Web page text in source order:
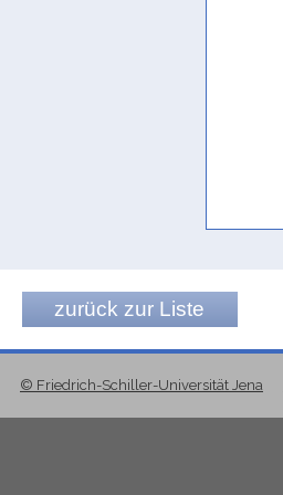
zurück zur Liste
© Friedrich-Schiller-Universität Jena